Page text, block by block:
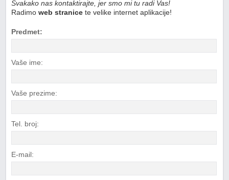
Svakako nas kontaktirajte, jer smo mi tu radi Vas!
Radimo web stranice te velike internet aplikacije!
Predmet:
Vaše ime:
Vaše prezime:
Tel. broj:
E-mail: